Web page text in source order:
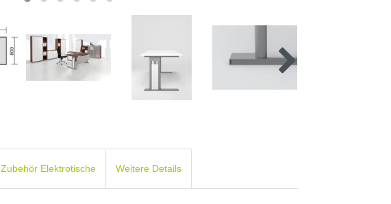
Zubehör Elektrotische Weitere Details